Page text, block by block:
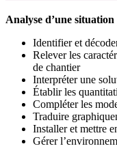
Analyse d’une
Identifier et
Relever les
de chantier
Interpréter une
Établir les
Compléter les
Traduire
Installer et mettre
Gérer